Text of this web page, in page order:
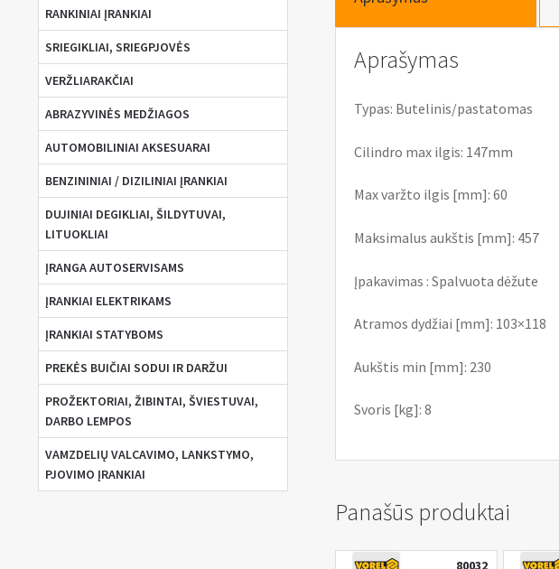
Aprašymas
Typas: Butelinis/pastatomas
Cilindro max ilgis: 147mm
Max varžto ilgis [mm]: 60
Maksimalus aukštis [mm]: 457
Įpakavimas : Spalvuota dėžute
Atramos dydžiai [mm]: 103×118
Aukštis min [mm]: 230
Svoris [kg]: 8
Panašūs produktai
80032
RANKINIAI ĮRANKIAI
SRIEGIKLIAI, SRIEGPJOVĖS
VERŽLIARAKČIAI
ABRAZYVINĖS MEDŽIAGOS
AUTOMOBILINIAI AKSESUARAI
BENZININIAI / DIZILINIAI ĮRANKIAI
DUJINIAI DEGIKLIAI, ŠILDYTUVAI,
LITUOKLIAI
ĮRANGA AUTOSERVISAMS
ĮRANKIAI ELEKTRIKAMS
ĮRANKIAI STATYBOMS
PREKĖS BUIČIAI SODUI IR DARŽUI
PROŽEKTORIAI, ŽIBINTAI, ŠVIESTUVAI,
DARBO LEMPOS
VAMZDELIŲ VALCAVIMO, LANKSTYMO,
PJOVIMO ĮRANKIAI